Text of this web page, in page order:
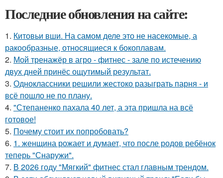
Последние обновления на сайте:
1. Китовьи вши. На самом деле это не насекомые, а
ракообразные, относящиеся к бокоплавам.
2. Мой тренажёр в агро - фитнес - зале по истечению
двух дней принёс ощутимый результат.
3. Одноклассники решили жестоко разыграть парня - и
всё пошло не по плану.
4. "Степаненко пахала 40 лет, а эта пришла на всё
готовое!
5. Почему стоит их попробовать?
6. 1. женщина рожает и думает, что после родов ребёнок
теперь "Снаружи".
7. В 2026 году "Мягкий" фитнес стал главным трендом.